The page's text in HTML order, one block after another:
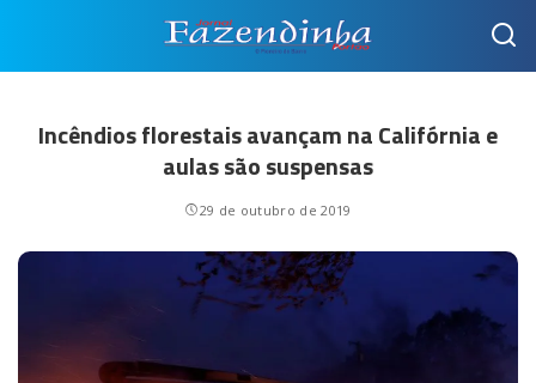
Incêndios florestais avançam na Califórnia e
aulas são suspensas
29 de outubro de 2019